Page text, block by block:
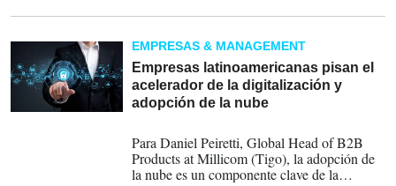
US$36.950 millones del año anterior.
EMPRESAS & MANAGEMENT
Empresas latinoamericanas pisan el
acelerador de la digitalización y
adopción de la nube
Para Daniel Peiretti, Global Head of B2B
Products at Millicom (Tigo), la adopción de
la nube es un componente clave de la